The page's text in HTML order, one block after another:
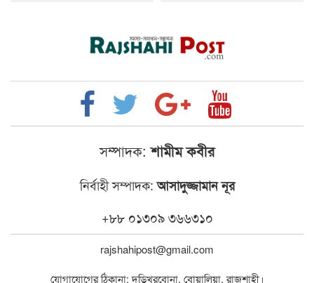
সম্পাদক: শামীম কবীর
নির্বাহী সম্পাদক:আসাদুজ্জামান নূর
+৮৮ ০১৩০৯ ৩৬৬৩১০
rajshahipost@gmail.com
যোগাযোগের ঠিকানা: দড়িখরবোনা, বোয়ালিয়া, রাজশাহী।